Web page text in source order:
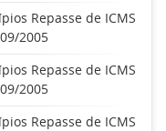
Repasse de ICMS
2005
Repasse de ICMS
2005
Repasse de ICMS